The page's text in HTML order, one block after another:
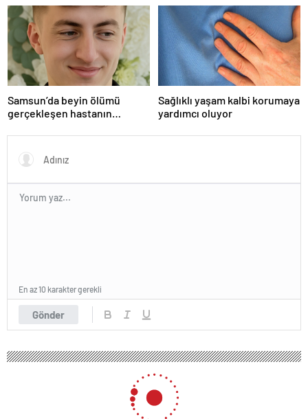
Samsun’da beyin ölümü
gerçekleşen hastanın
Sağlıklı yaşam kalbi korumaya
yardımcı oluyor
Gönder
En az 10 karakter gerekli